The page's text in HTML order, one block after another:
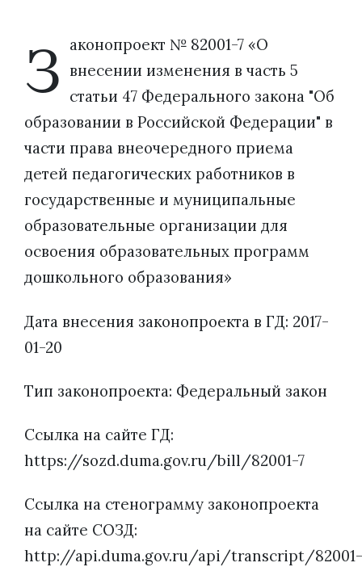
З аконопроект № 82001-7 «О
внесении изменения в часть 5
статьи 47 Федерального закона "Об
образовании в Российской Федерации" в
части права внеочередного приема
детей педагогических работников в
государственные и муниципальные
образовательные организации для
освоения образовательных программ
дошкольного образования»
Дата внесения законопроекта в ГД: 2017-
01-20
Тип законопроекта: Федеральный закон
Ссылка на сайте ГД:
https://sozd.duma.gov.ru/bill/82001-7
Ссылка на стенограмму законопроекта
на сайте СОЗД:
http://api.duma.gov.ru/api/transcript/82001-